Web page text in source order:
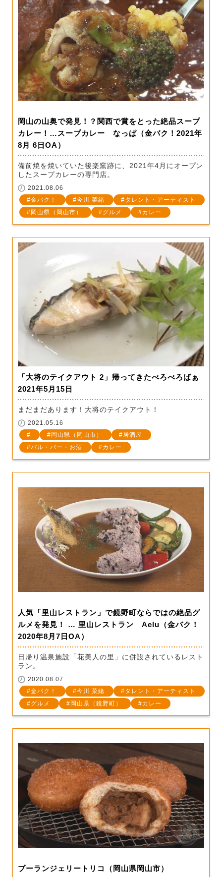
岡山の山奥で発見！？関西で賞をとった絶品スープ
カレー！…スープカレー なっぱ（金バク！2021年
8月 6日OA）
備前焼を焼いていた後楽窯跡に、2021年4月にオープン
したスープカレーの専門店。
2021.08.06
金バク！
今川 菜緒
タレント・アーティスト
岡山県（岡山市）
グルメ カレー
「大将のテイクアウト 2」帰ってきたべろべろばぁ
2021年5月15日
まだまだあります！大将のテイクアウト！
2021.05.16
岡山県（岡山市）
居酒屋
バル・バー・お酒
カレー
人気「里山レストラン」で鏡野町ならではの絶品グ
ルメを発見！ … 里山レストラン Aelu（金バク！
2020年8月7日OA）
日帰り温泉施設「花美人の里」に併設されているレスト
ラン。
2020.08.07
金バク！
今川 菜緒
タレント・アーティスト
グルメ
岡山県（鏡野町） カレー
ブーランジェリートリコ（岡山県岡山市）